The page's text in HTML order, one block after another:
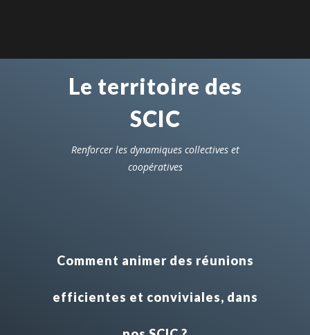
Le territoire des
SCIC
Renforcer les dynamiques collectives et
coopératives
Comment animer des réunions
efficientes et conviviales, dans